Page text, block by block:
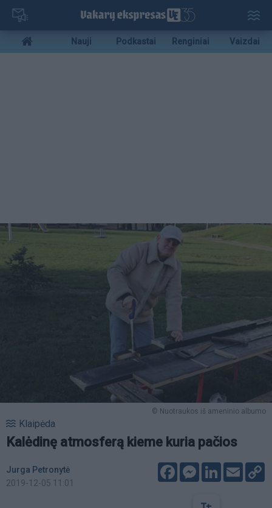
Pereiti
pagrindinį
turinį
Mobile
menu
Nauji Podkastai Renginiai Vaizdai
© Nuotraukos iš ameninio albumo
Klaipėda
Kalėdinę atmosferą kieme kuria pačios
Jurga Petronytė
2019-12-05 11:01
FacebookMessenger
LinkedIn
Email